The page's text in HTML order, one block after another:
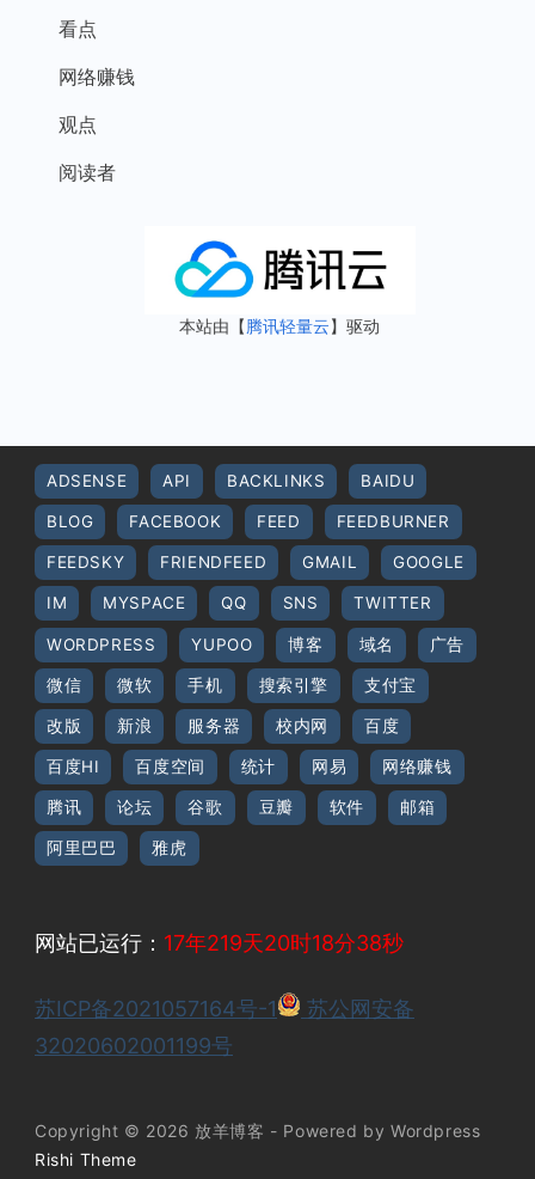
看点
网络赚钱
观点
阅读者
本站由【腾讯轻量云】驱动
ADSENSE API BACKLINKS BAIDU
BLOG FACEBOOK FEED FEEDBURNER
FEEDSKY FRIENDFEED GMAIL GOOGLE
IM MYSPACE QQ SNS TWITTER
WORDPRESS YUPOO 博客 域名 广告
微信 微软 手机 搜索引擎 支付宝
改版 新浪 服务器 校内网 百度
百度HI 百度空间 统计 网易 网络赚钱
腾讯 论坛 谷歌 豆瓣 软件 邮箱
阿里巴巴 雅虎
网站已运行： 17年219天20时18分39秒
苏ICP备2021057164号-1
苏公网安备
32020602001199号
Copyright © 2026 放羊博客 - Powered by Wordpress
Rishi Theme